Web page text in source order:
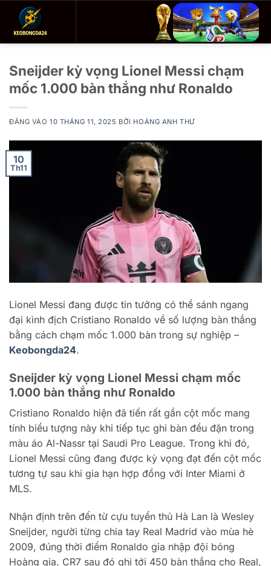
Sneijder kỳ vọng Lionel Messi chạm
mốc 1.000 bàn thắng như Ronaldo
ĐĂNG VÀO10 THÁNG 11, 2025 BỞI HOÀNG ANH THƯ
10
Th11
Lionel Messi đang được tin tưởng có thể sánh ngang
đại kình địch Cristiano Ronaldo về số lượng bàn thắng
bằng cách chạm mốc 1.000 bàn trong sự nghiệp –
Keobongda24.
Sneijder kỳ vọng Lionel Messi chạm mốc
1.000 bàn thắng như Ronaldo
Cristiano Ronaldo hiện đã tiến rất gần cột mốc mang
tính biểu tượng này khi tiếp tục ghi bàn đều đặn trong
màu áo Al-Nassr tại Saudi Pro League. Trong khi đó,
Lionel Messi cũng đang được kỳ vọng đạt đến cột mốc
tương tự sau khi gia hạn hợp đồng với Inter Miami ở
MLS.
Nhận định trên đến từ cựu tuyển thủ Hà Lan là Wesley
Sneijder, người từng chia tay Real Madrid vào mùa hè
2009, đúng thời điểm Ronaldo gia nhập đội bóng
Hoàng gia. CR7 sau đó ghi tới 450 bàn thắng cho Real,